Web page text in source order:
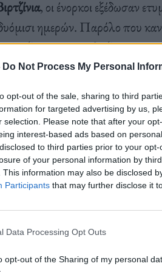
Do Not Process My Personal
opt-out of the sale, sharing to third
for targeted advertising by us,
selection. Please note that after your
interest-based ads based on
to third parties prior to your
of your personal information by
This information may also be disclosed
Participants that may further disclose it
Data Processing Opt Outs
opt-out of the Sharing of my personal
, οι ένορκοι εξέδωσαν
ημερών. Παρόλο που
ούτε ξεχωριστά- η διαξαγωγή
το τυπογραφείο και οι
Heard.
η 30χρονη Heard
της σχέσης τους. Ισχυρίστηκε
του 2016, χτυπώντας την
Λος Άντζελες. η Heard
με δημοσίευμα του